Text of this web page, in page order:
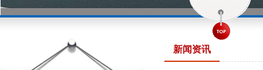
新闻资讯